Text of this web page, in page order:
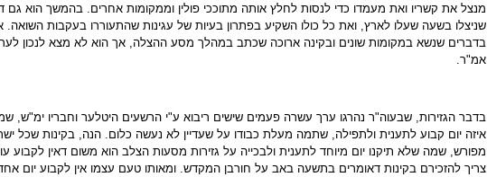
מנצל את קשריו ואת מעמדו כדי לנסות לחלץ אותה מתוככי פולין וממקומות אחרים. בהמשך הוא גם
שניצלו בשעה שעלו לארץ, ואת כל כולו השקיע בפתרון בעיות של עגינות שהתעוררו בעקבות השואה.
בדברים שנשא במקומות שונים ובקינה ארוכה שכתב במהלך מסע ההצלה, אך הוא לא מצא לנכון
אמ"ר.
בדבר הגזירות, שבעוה"ר נהרגו ערך עשרה פעמים שישים ריבוא ע"י הרשעים היטלער וחבריו ימ"ש,
איזה יום קבוע לתענית ולתפילה, שתמה מעלת כבודו על שעדיין לא נעשה כלום. הנה, בקינות שכל
מפורש, שמה שלא תיקנו יום מיוחד לתענית ולבכייה על גזירות מסעות הצלב הוא משום דאין לקבוע
צריך להזכירם בקינות דאומרים בתשעה באב על חורבן המקדש. ומאותו טעם עצמו אין לקבוע יום אחד